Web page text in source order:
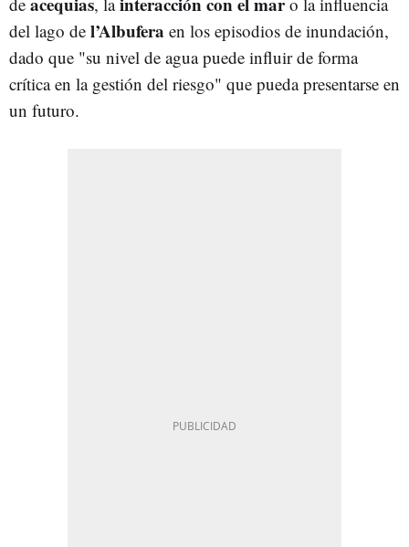
del lago de l’Albufera en los episodios de inundación,
dado que "su nivel de agua puede influir de forma
crítica en la gestión del riesgo" que pueda presentarse en
un futuro.